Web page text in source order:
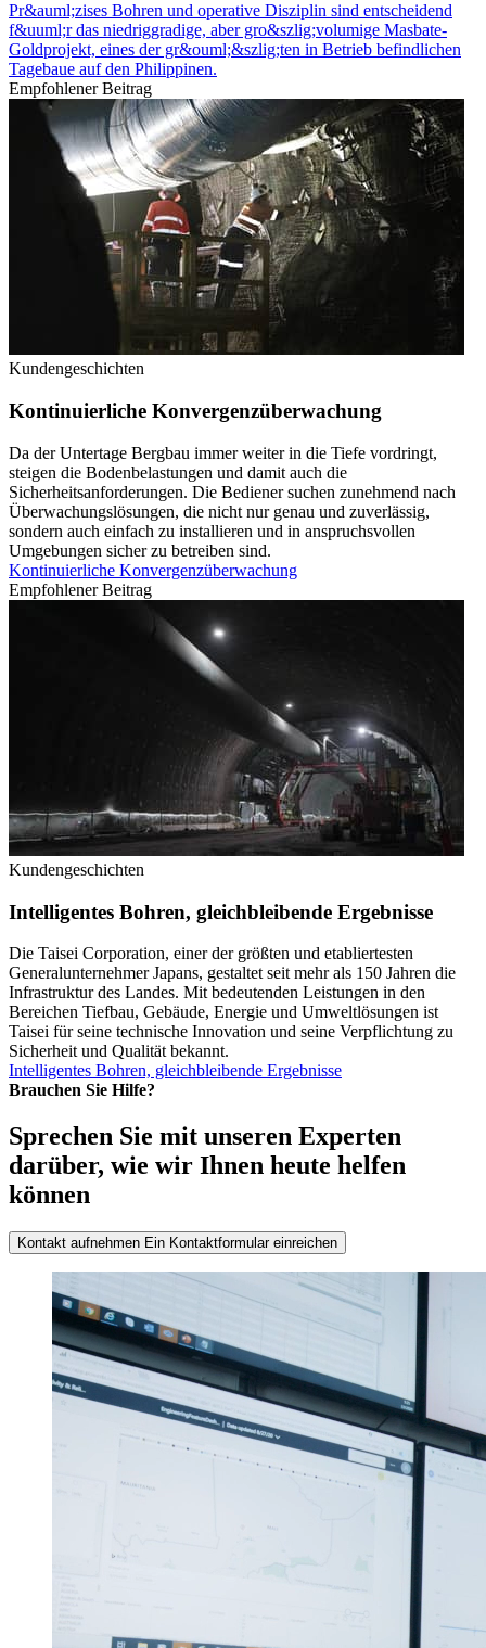
Pr&auml;zises Bohren und operative Disziplin sind entscheidend
f&uuml;r das niedriggradige, aber gro&szlig;volumige Masbate-
Goldprojekt, eines der gr&ouml;&szlig;ten in Betrieb befindlichen
Tagebaue auf den Philippinen.
Empfohlener Beitrag
Kundengeschichten
Kontinuierliche Konvergenzüberwachung
Da der Untertage Bergbau immer weiter in die Tiefe vordringt,
steigen die Bodenbelastungen und damit auch die
Sicherheitsanforderungen. Die Bediener suchen zunehmend nach
Überwachungslösungen, die nicht nur genau und zuverlässig,
sondern auch einfach zu installieren und in anspruchsvollen
Umgebungen sicher zu betreiben sind.
Kontinuierliche Konvergenzüberwachung
Empfohlener Beitrag
Kundengeschichten
Intelligentes Bohren, gleichbleibende Ergebnisse
Die Taisei Corporation, einer der größten und etabliertesten
Generalunternehmer Japans, gestaltet seit mehr als 150 Jahren die
Infrastruktur des Landes. Mit bedeutenden Leistungen in den
Bereichen Tiefbau, Gebäude, Energie und Umweltlösungen ist
Taisei für seine technische Innovation und seine Verpflichtung zu
Sicherheit und Qualität bekannt.
Intelligentes Bohren, gleichbleibende Ergebnisse
Brauchen Sie Hilfe?
Sprechen Sie mit unseren Experten
darüber, wie wir Ihnen heute helfen
können
Kontakt aufnehmen Ein Kontaktformular einreichen